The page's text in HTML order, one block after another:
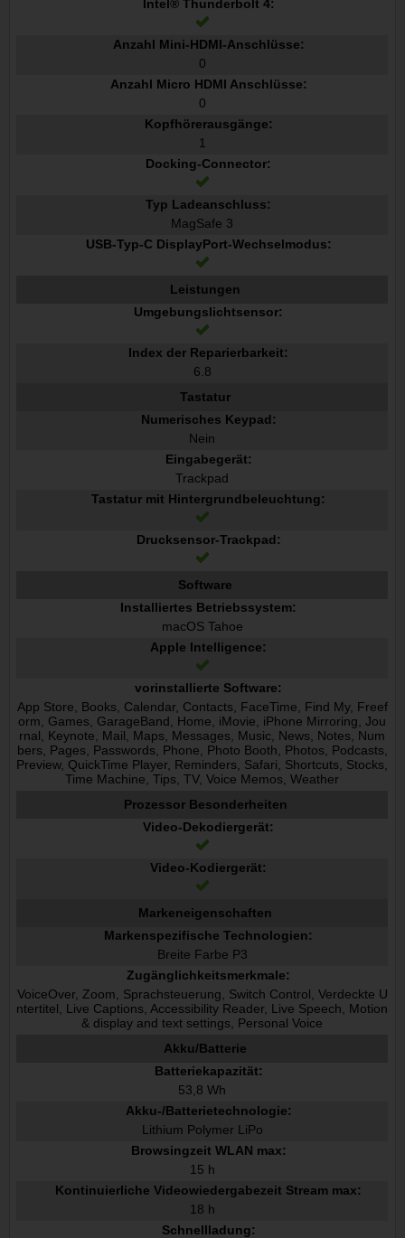
Intel® Thunderbolt 4:
Anzahl Mini-HDMI-Anschlüsse:
0
Anzahl Micro HDMI Anschlüsse:
0
Kopfhörerausgänge:
1
Docking-Connector:
Typ Ladeanschluss:
MagSafe 3
USB-Typ-C DisplayPort-Wechselmodus:
Leistungen
Umgebungslichtsensor:
Index der Reparierbarkeit:
6.8
Tastatur
Numerisches Keypad:
Nein
Eingabegerät:
Trackpad
Tastatur mit Hintergrundbeleuchtung:
Drucksensor-Trackpad:
Software
Installiertes Betriebssystem:
macOS Tahoe
Apple Intelligence:
vorinstallierte Software:
App Store, Books, Calendar, Contacts, FaceTime, Find My, Freef
orm, Games, GarageBand, Home, iMovie, iPhone Mirroring, Jou
rnal, Keynote, Mail, Maps, Messages, Music, News, Notes, Num
bers, Pages, Passwords, Phone, Photo Booth, Photos, Podcasts,
Preview, QuickTime Player, Reminders, Safari, Shortcuts, Stocks,
Time Machine, Tips, TV, Voice Memos, Weather
Prozessor Besonderheiten
Video-Dekodiergerät:
Video-Kodiergerät:
Markeneigenschaften
Markenspezifische Technologien:
Breite Farbe P3
Zugänglichkeitsmerkmale:
VoiceOver, Zoom, Sprachsteuerung, Switch Control, Verdeckte U
ntertitel, Live Captions, Accessibility Reader, Live Speech, Motion
& display and text settings, Personal Voice
Akku/Batterie
Batteriekapazität:
53,8 Wh
Akku-/Batterietechnologie:
Lithium Polymer LiPo
Browsingzeit WLAN max:
15 h
Kontinuierliche Videowiedergabezeit Stream max:
18 h
Schnellladung: